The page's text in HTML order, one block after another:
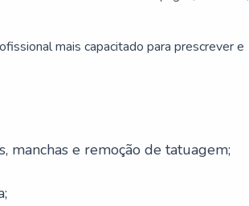
mais capacitado para prescrever e
manchas e remoção de tatuagem;